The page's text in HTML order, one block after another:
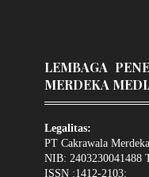
LEMBAGA
MERDEKA
Legalitas:
PT Cakrawala
NIB: 2403230041488
ISSN :1412-2103: